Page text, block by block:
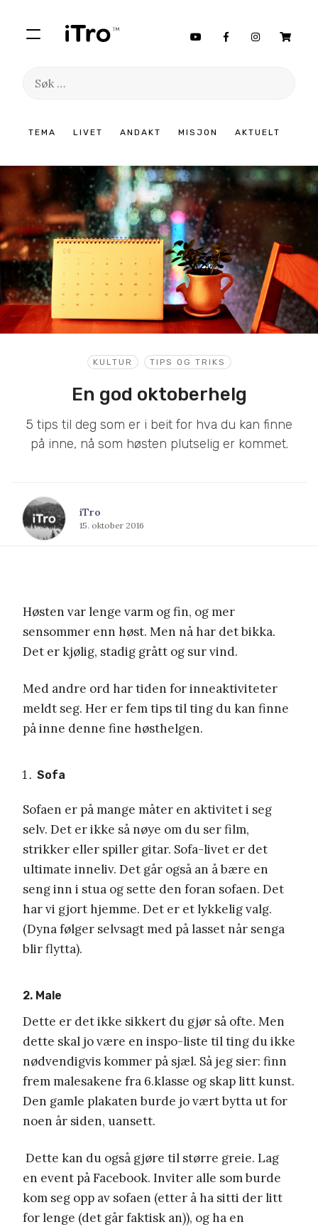
TEMA LIVET ANDAKT MISJON AKTUELT
Søk
innhold
KULTUR TIPS OG TRIKS
En god oktoberhelg
5 tips til deg som er i beit for hva du kan finne
på inne, nå som høsten plutselig er kommet.
iTro
15. oktober 2016
Høsten var lenge varm og fin, og mer
sensommer enn høst. Men nå har det bikka.
Det er kjølig, stadig grått og sur vind.
Med andre ord har tiden for inneaktiviteter
meldt seg. Her er fem tips til ting du kan finne
på inne denne fine høsthelgen.
Sofa
Sofaen er på mange måter en aktivitet i seg
selv. Det er ikke så nøye om du ser film,
strikker eller spiller gitar. Sofa-livet er det
ultimate inneliv. Det går også an å bære en
seng inn i stua og sette den foran sofaen. Det
har vi gjort hjemme. Det er et lykkelig valg.
(Dyna følger selvsagt med på lasset når senga
blir flytta).
2. Male
Dette er det ikke sikkert du gjør så ofte. Men
dette skal jo være en inspo-liste til ting du ikke
nødvendigvis kommer på sjæl. Så jeg sier: finn
frem malesakene fra 6.klasse og skap litt kunst.
Den gamle plakaten burde jo vært bytta ut for
noen år siden, uansett.
Dette kan du også gjøre til større greie. Lag
en event på Facebook. Inviter alle som burde
kom seg opp av sofaen (etter å ha sitti der litt
for lenge (det går faktisk an)), og ha en